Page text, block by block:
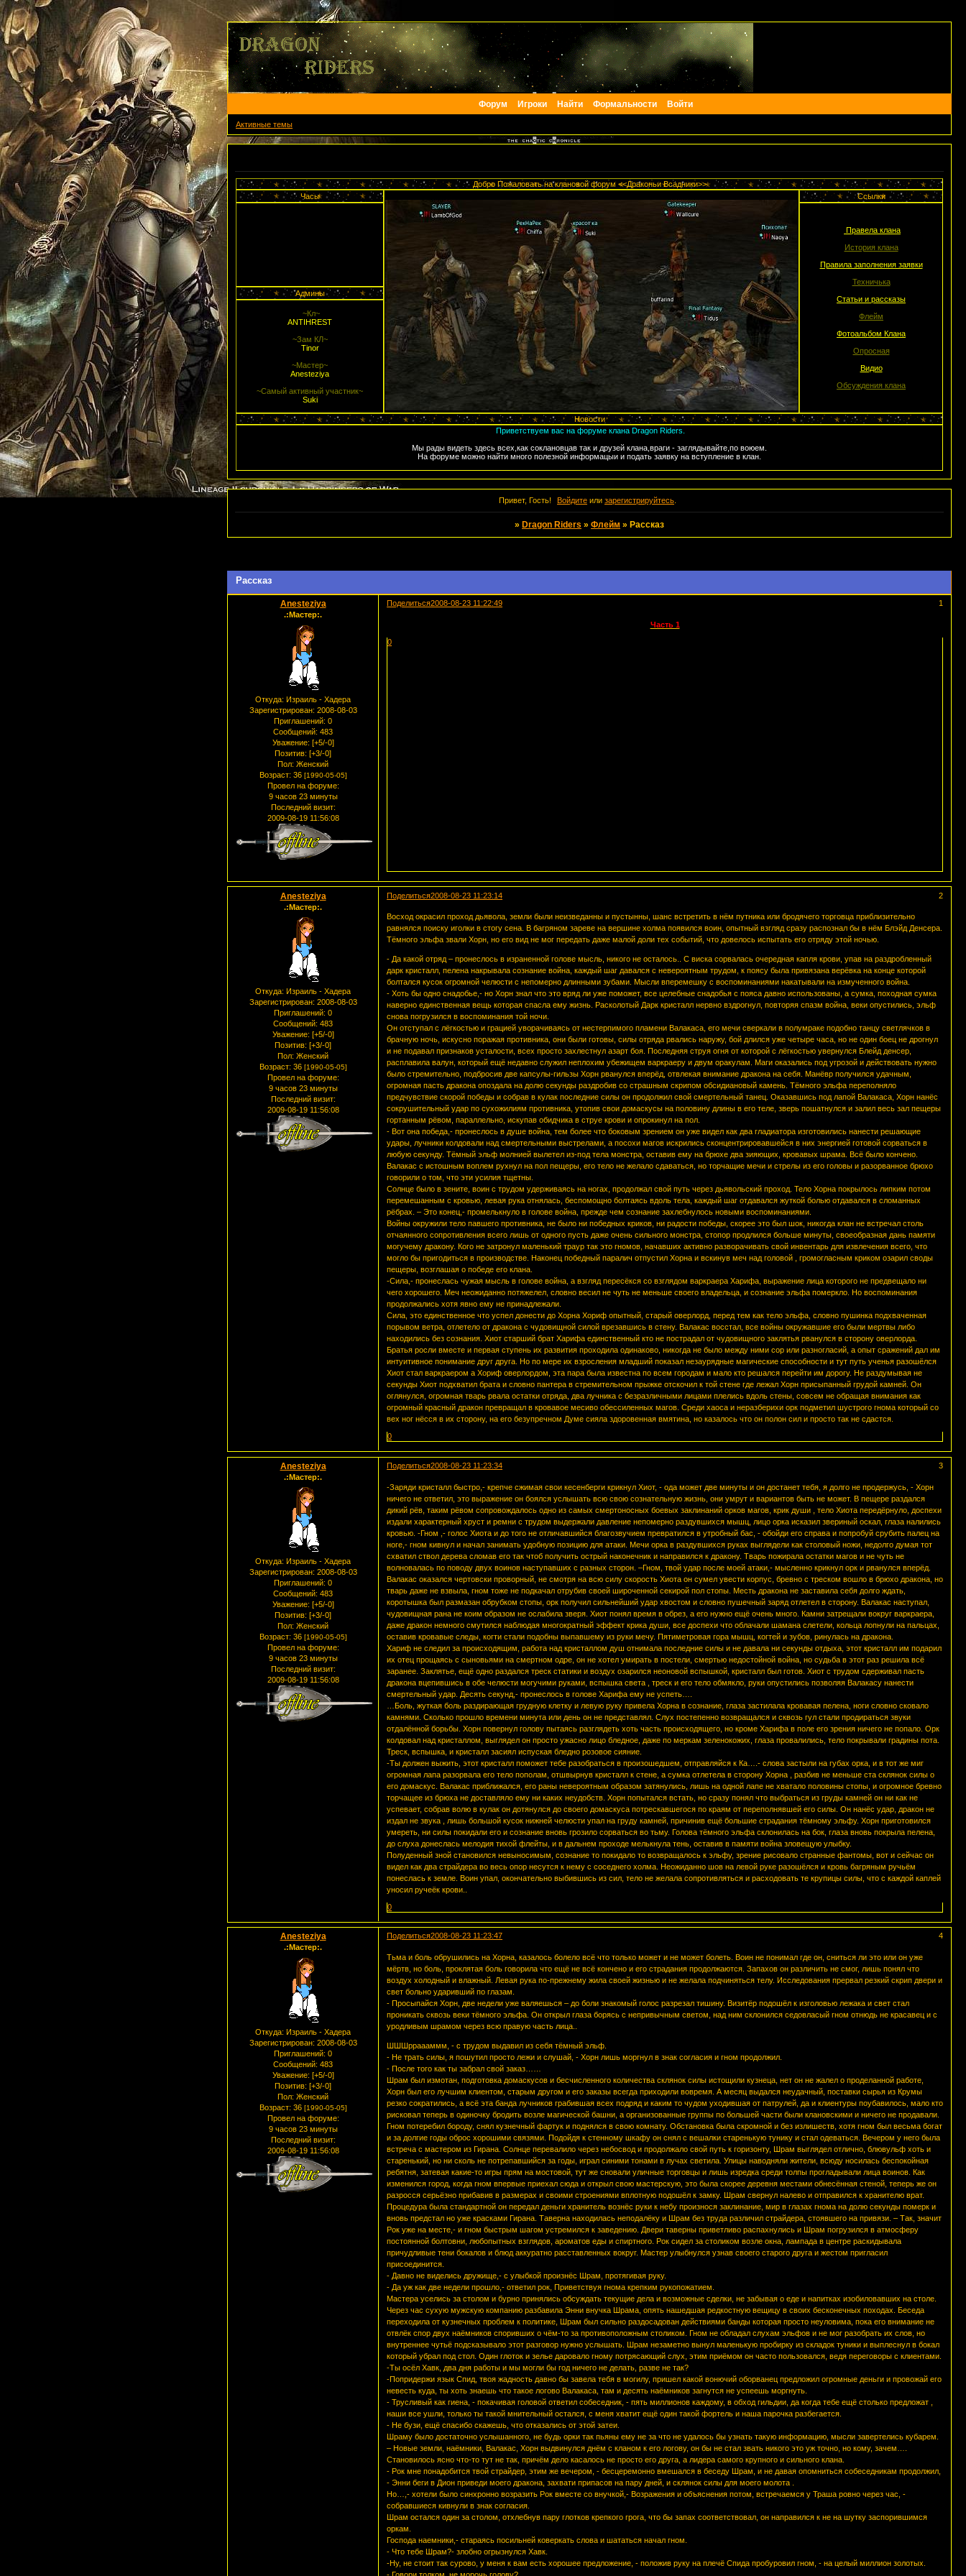
Форум Игроки Найти Формальности Войти
Активные темы
Добро Пожаловать на клановой форум <<Драконьи Всадники>>
Часы
Ссылки
Правела клана
История клана
Правила заполнения заявки
Техничька
Статьи и рассказы
Флейм
Фотоальбом Клана
Опросная
Видио
Обсуждения клана
Админы
~Кл~
ANTIHREST
~Зам КЛ~
Tinor
~Мастер~
Anesteziya
~Самый активный участник~
Suki
Новости
Приветствуем вас на форуме клана Dragon Riders.
Мы рады видеть здесь всех,как соклановцав так и друзей клана,враги - заглядывайте,по воюем.
На форуме можно найти много полезной информацыи и подать заявку на вступление в клан.
Привет, Гость! Войдите или зарегистрируйтесь
» Dragon Riders » Флейм » Рассказ
Рассказ
Поделиться 1
2008-08-23 11:22:49
Anesteziya
.:Мастер:.
Откуда: Израиль - Хадера
Зарегистрирован: 2008-08-03
Приглашений: 0
Сообщений: 483
Уважение: [+5/-0]
Позитив: [+3/-0]
Пол: Женский
Возраст: 36 [1990-05-05]
Провел на форуме:
9 часов 23 минуты
Последний визит:
2009-08-19 11:56:08
Часть 1
0
Поделиться 2
2008-08-23 11:23:14
Anesteziya
.:Мастер:.
Откуда: Израиль - Хадера
Зарегистрирован: 2008-08-03
Приглашений: 0
Сообщений: 483
Уважение: [+5/-0]
Позитив: [+3/-0]
Пол: Женский
Возраст: 36 [1990-05-05]
Провел на форуме:
9 часов 23 минуты
Последний визит:
2009-08-19 11:56:08
Восход окрасил проход дьявола, земли были неизведанны и пустынны, шанс встретить в нём путника или бродячего торговца приблизительно
равнялся поиску иголки в стогу сена. В багряном зареве на вершине холма появился воин, опытный взгляд сразу распознал бы в нём Блэйд Денсера.
Тёмного эльфа звали Хорн, но его вид не мог передать даже малой доли тех событий, что довелось испытать его отряду этой ночью.
- Да какой отряд – пронеслось в израненной голове мысль, никого не осталось.. С виска сорвалась очередная капля крови, упав на раздробленный
дарк кристалл, пелена накрывала сознание война, каждый шаг давался с невероятным трудом, к поясу была привязана верёвка на конце которой
болтался кусок огромной челюсти с непомерно длинными зубами. Мысли вперемешку с воспоминаниями накатывали на измученного война.
- Хоть бы одно снадобье,- но Хорн знал что это вряд ли уже поможет, все целебные снадобья с пояса давно использованы, а сумка, походная сумка
наверно единственная вещь которая спасла ему жизнь. Расколотый Дарк кристалл нервно вздрогнул, повторяя спазм война, веки опустились, эльф
снова погрузился в воспоминания той ночи.
Он отступал с лёгкостью и грацией уворачиваясь от нестерпимого пламени Валакаса, его мечи сверкали в полумраке подобно танцу светлячков в
брачную ночь, искусно поражая противника, они были готовы, силы отряда рвались наружу, бой длился уже четыре часа, но не один боец не дрогнул
и не подавал признаков усталости, всех просто захлестнул азарт боя. Последняя струя огня от которой с лёгкостью увернулся Блейд денсер,
расплавила валун, который ещё недавно служил неплохим убежищем варкраеру и двум оракулам. Маги оказались под угрозой и действовать нужно
было стремительно, подбросив две капсулы-гильзы Хорн рванулся вперёд, отвлекая внимание дракона на себя. Манёвр получился удачным,
огромная пасть дракона опоздала на долю секунды раздробив со страшным скрипом обсидиановый камень. Тёмного эльфа переполняло
предчувствие скорой победы и собрав в кулак последние силы он продолжил свой смертельный танец. Оказавшись под лапой Валакаса, Хорн нанёс
сокрушительный удар по сухожилиям противника, утопив свои домаскусы на половину длины в его теле, зверь пошатнулся и залил весь зал пещеры
гортанным рёвом, параллельно, искупав обидчика в струе крови и опрокинул на пол.
- Вот она победа,- пронеслось в душе война, тем более что боковым зрением он уже видел как два гладиатора изготовились нанести решающие
удары, лучники колдовали над смертельными выстрелами, а посохи магов искрились сконцентрировавшейся в них энергией готовой сорваться в
любую секунду. Тёмный эльф молнией вылетел из-под тела монстра, оставив ему на брюхе два зияющих, кровавых шрама. Всё было кончено.
Валакас с истошным воплем рухнул на пол пещеры, его тело не желало сдаваться, но торчащие мечи и стрелы из его головы и разорванное брюхо
говорили о том, что эти усилия тщетны.
Солнце было в зените, воин с трудом удерживаясь на ногах, продолжал свой путь через дьявольский проход. Тело Хорна покрылось липким потом
перемешанным с кровью, левая рука отнялась, беспомощно болтаясь вдоль тела, каждый шаг отдавался жуткой болью отдавался в сломанных
рёбрах. – Это конец,- промелькнуло в голове война, прежде чем сознание захлебнулось новыми воспоминаниями.
Войны окружили тело павшего противника, не было ни победных криков, ни радости победы, скорее это был шок, никогда клан не встречал столь
отчаянного сопротивления всего лишь от одного пусть даже очень сильного монстра, стопор продлился больше минуты, своеобразная дань памяти
могучему дракону. Кого не затронул маленький траур так это гномов, начавших активно разворачивать свой инвентарь для извлечения всего, что
могло бы пригодиться в производстве. Наконец победный паралич отпустил Хорна и вскинув меч над головой , громогласным криком озарил своды
пещеры, возглашая о победе его клана.
-Сила,- пронеслась чужая мысль в голове война, а взгляд пересёкся со взглядом варкраера Харифа, выражение лица которого не предвещало ни
чего хорошего. Меч неожиданно потяжелел, словно весил не чуть не меньше своего владельца, и сознание эльфа померкло. Но воспоминания
продолжались хотя явно ему не принадлежали.
Сила, это единственное что успел донести до Хорна Хориф опытный, старый оверлорд, перед тем как тело эльфа, словно пушинка подхваченная
порывом ветра, отлетело от дракона с чудовищной силой врезавшись в стену. Валакас восстал, все войны окружавшие его были мертвы либо
находились без сознания. Хиот старший брат Харифа единственный кто не пострадал от чудовищного заклятья рванулся в сторону оверлорда.
Братья росли вместе и первая ступень их развития проходила одинаково, никогда не было между ними сор или разногласий, а опыт сражений дал им
интуитивное понимание друг друга. Но по мере их взросления младший показал незаурядные магические способности и тут путь ученья разошёлся
Хиот стал варкраером а Хориф оверлордом, эта пара была известна по всем городам и мало кто решался перейти им дорогу. Не раздумывая не
секунды Хиот подхватил брата и словно пантера в стремительном прыжке отскочил к той стене где лежал Хорн присыпанный грудой камней. Он
оглянулся, огромная тварь рвала остатки отряда, два лучника с безразличными лицами плелись вдоль стены, совсем не обращая внимания как
огромный красный дракон превращал в кровавое месиво обессиленных магов. Среди хаоса и неразберихи орк подметил шустрого гнома который со
вех ног нёсся в их сторону, на его безупречном Думе сияла здоровенная вмятина, но казалось что он полон сил и просто так не сдастся.
0
Поделиться 3
2008-08-23 11:23:34
Anesteziya
.:Мастер:.
Откуда: Израиль - Хадера
Зарегистрирован: 2008-08-03
Приглашений: 0
Сообщений: 483
Уважение: [+5/-0]
Позитив: [+3/-0]
Пол: Женский
Возраст: 36 [1990-05-05]
Провел на форуме:
9 часов 23 минуты
Последний визит:
2009-08-19 11:56:08
-Заряди кристалл быстро,- крепче сжимая свои кесенберги крикнул Хиот, - ода может две минуты и он достанет тебя, я долго не продержусь, - Хорн
ничего не ответил, это выражение он боялся услышать всю свою сознательную жизнь, они умрут и вариантов быть не может. В пещере раздался
дикий рёв, таким рёвом сопровождалось одно из самых смертоносных боевых заклинаний орков магов, крик души , тело Хиота передёрнуло, доспехи
издали характерный хруст и ремни с трудом выдержали давление непомерно раздувшихся мышц, лицо орка исказил звериный оскал, глаза налились
кровью. -Гном ,- голос Хиота и до того не отличавшийся благозвучием превратился в утробный бас, - обойди его справа и попробуй срубить палец на
ноге,- гном кивнул и начал занимать удобную позицию для атаки. Мечи орка в раздувшихся руках выглядели как столовый ножи, недолго думая тот
схватил ствол дерева сломав его так чтоб получить острый наконечник и направился к дракону. Тварь пожирала остатки магов и не чуть не
волновалась по поводу двух воинов наступавших с разных сторон. –Гном, твой удар после моей атаки,- мысленно крикнул орк и рванулся вперёд.
Валакас оказался чертовски проворный, не смотря на всю силу скорость Хиота он сумел увести корпус, бревно с треском вошло в брюхо дракона, но
тварь даже не взвыла, гном тоже не подкачал отрубив своей широченной секирой пол стопы. Месть дракона не заставила себя долго ждать,
коротышка был размазан обрубком стопы, орк получил сильнейший удар хвостом и словно пушечный заряд отлетел в сторону. Валакас наступал,
чудовищная рана не коим образом не ослабила зверя. Хиот понял время в обрез, а его нужно ещё очень много. Камни затрещали вокруг варкраера,
даже дракон немного смутился наблюдая многократный эффект крика души, все доспехи что облачали шамана слетели, кольца лопнули на пальцах,
оставив кровавые следы, когти стали подобны выпавшему из руки мечу. Пятиметровая гора мышц, когтей и зубов, ринулась на дракона.
Хариф не следил за происходящим, работа над кристаллом душ отнимала последние силы и не давала ни секунды отдыха, этот кристалл им подарил
их отец прощаясь с сыновьями на смертном одре, он не хотел умирать в постели, смертью недостойной война, но судьба в этот раз решила всё
заранее. Заклятье, ещё одно раздался треск статики и воздух озарился неоновой вспышкой, кристалл был готов. Хиот с трудом сдерживал пасть
дракона вцепившись в обе челюсти могучими руками, вспышка света , треск и его тело обмякло, руки опустились позволяя Валакасу нанести
смертельный удар. Десять секунд,- пронеслось в голове Харифа ему не успеть….
…Боль, жуткая боль раздирающая грудную клетку и левую руку привела Хорна в сознание, глаза застилала кровавая пелена, ноги словно сковало
камнями. Сколько прошло времени минута или день он не представлял. Слух постепенно возвращался и сквозь гул стали продираться звуки
отдалённой борьбы. Хорн повернул голову пытаясь разглядеть хоть часть происходящего, но кроме Харифа в поле его зрения ничего не попало. Орк
колдовал над кристаллом, выглядел он просто ужасно лицо бледное, даже по меркам зеленокожих, глаза провалились, тело покрывали градины пота.
Треск, вспышка, и кристалл засиял испуская бледно розовое сияние.
-Ты должен выжить, этот кристалл поможет тебе разобраться в произошедшем, отправляйся к Ка….- слова застыли на губах орка, и в тот же миг
огромная лапа разорвала его тело пополам, отшвырнув кристалл к стене, а сумка отлетела в сторону Хорна , разбив не меньше ста склянок силы о
его домаскус. Валакас приближался, его раны невероятным образом затянулись, лишь на одной лапе не хватало половины стопы, и огромное бревно
торчащее из брюха не доставляло ему ни каких неудобств. Хорн попытался встать, но сразу понял что выбраться из груды камней он ни как не
успевает, собрав волю в кулак он дотянулся до своего домаскуса потрескавшегося по краям от переполнявшей его силы. Он нанёс удар, дракон не
издал не звука , лишь большой кусок нижней челюсти упал на груду камней, причинив ещё большие страдания тёмному эльфу. Хорн приготовился
умереть, ни силы покидали его и сознание вновь грозило сорваться во тьму. Голова тёмного эльфа склонилась на бок, глаза вновь покрыла пелена,
до слуха донеслась мелодия тихой флейты, и в дальнем проходе мелькнула тень, оставив в памяти война зловещую улыбку.
Полуденный зной становился невыносимым, сознание то покидало то возвращалось к эльфу, зрение рисовало странные фантомы, вот и сейчас он
видел как два страйдера во весь опор несутся к нему с соседнего холма. Неожиданно шов на левой руке разошёлся и кровь багряным ручьём
понеслась к земле. Воин упал, окончательно выбившись из сил, тело не желала сопротивляться и расходовать те крупицы силы, что с каждой каплей
уносил ручеёк крови..
0
Поделиться 4
2008-08-23 11:23:47
Anesteziya
.:Мастер:.
Откуда: Израиль - Хадера
Зарегистрирован: 2008-08-03
Приглашений: 0
Сообщений: 483
Уважение: [+5/-0]
Позитив: [+3/-0]
Пол: Женский
Возраст: 36 [1990-05-05]
Провел на форуме:
9 часов 23 минуты
Последний визит:
2009-08-19 11:56:08
Тьма и боль обрушились на Хорна, казалось болело всё что только может и не может болеть. Воин не понимал где он, сниться ли это или он уже
мёртв, но боль, проклятая боль говорила что ещё не всё кончено и его страдания продолжаются. Запахов он различить не смог, лишь понял что
воздух холодный и влажный. Левая рука по-прежнему жила своей жизнью и не желала подчиняться телу. Исследования прервал резкий скрип двери и
свет больно ударивший по глазам.
- Просыпайся Хорн, две недели уже валяешься – до боли знакомый голос разрезал тишину. Визитёр подошёл к изголовью лежака и свет стал
проникать сквозь веки тёмного эльфа. Он открыл глаза борясь с непривычным светом, над ним склонился седовласый гном отнюдь не красавец и с
уродливым шрамом через всю правую часть лица..
ШШШрраааммм, - с трудом выдавил из себя тёмный эльф.
- Не трать силы, я пошутил просто лежи и слушай, - Хорн лишь моргнул в знак согласия и гном продолжил.
- После того как ты забрал свой заказ……
Шрам был измотан, подготовка домаскусов и бесчисленного количества склянок силы истощили кузнеца, нет он не жалел о проделанной работе,
Хорн был его лучшим клиентом, старым другом и его заказы всегда приходили вовремя. А месяц выдался неудачный, поставки сырья из Крумы
резко сократились, а всё эта банда лучников грабившая всех подряд и каким то чудом уходившая от патрулей, да и клиентуры поубавилось, мало кто
рисковал теперь в одиночку бродить возле магической башни, а организованные группы по большей части были клановскими и ничего не продавали.
Гном потеребил бороду, снял кузнечный фартук и поднялся в свою комнату. Обстановка была скромной и без излишеств, хотя гном был весьма богат
и за долгие годы оброс хорошими связями. Подойдя к стенному шкафу он снял с вешалки старенькую тунику и стал одеваться. Вечером у него была
встреча с мастером из Гирана. Солнце перевалило через небосвод и продолжало свой путь к горизонту, Шрам выглядел отлично, блювульф хоть и
старенький, но ни сколь не потрепавшийся за годы, играл синими тонами в лучах светила. Улицы наводняли жители, всюду носилась беспокойная
ребятня, затевая какие-то игры прям на мостовой, тут же сновали уличные торговцы и лишь изредка среди толпы прогладывали лица воинов. Как
изменился город, когда гном впервые приехал сюда и открыл свою мастерскую, это была скорее деревня местами обнесённая стеной, теперь же он
разросся серьёзно прибавив в размерах и своими строениями вплотную подошёл к замку. Шрам свернул налево и отправился к хранителю врат.
Процедура была стандартной он передал деньги хранитель вознёс руки к небу произнося заклинание, мир в глазах гнома на долю секунды померк и
вновь предстал но уже красками Гирана. Таверна находилась неподалёку и Шрам без труда различил страйдера, стоявшего на привязи. – Так, значит
Рок уже на месте,- и гном быстрым шагом устремился к заведению. Двери таверны приветливо распахнулись и Шрам погрузился в атмосферу
постоянной болтовни, любопытных взглядов, ароматов еды и спиртного. Рок сидел за столиком возле окна, лампада в центре раскидывала
причудливые тени бокалов и блюд аккуратно расставленных вокруг. Мастер улыбнулся узнав своего старого друга и жестом пригласил
присоединится.
- Давно не виделись дружище,- с улыбкой произнёс Шрам, протягивая руку.
- Да уж как две недели прошло,- ответил рок, Приветствуя гнома крепким рукопожатием.
Мастера уселись за столом и бурно принялись обсуждать текущие дела и возможные сделки, не забывая о еде и напитках изобиловавших на столе.
Через час сухую мужскую компанию разбавила Энни внучка Шрама, опять нашедшая редкостную вещицу в своих бесконечных походах. Беседа
переходила от кузнечных проблем к политике, Шрам был сильно раздосадован действиями банды которая просто неуловима, пока его внимание не
отвлёк спор двух наёмников споривших о чём-то за противоположным столиком. Гном не обладал слухам эльфов и не мог разобрать их слов, но
внутреннее чутьё подсказывало этот разговор нужно услышать. Шрам незаметно вынул маленькую пробирку из складок туники и выплеснул в бокал
который убрал под стол. Один глоток и зелье даровало гному потрясающий слух, этим приёмом он часто пользовался, ведя переговоры с клиентами.
-Ты осёл Хавк, два дня работы и мы могли бы год ничего не делать, разве не так?
-Попридержи язык Спид, твоя жадность давно бы завела тебя в могилу, пришел какой вонючий оборванец предложил огромные деньги и провожай его
невесть куда, ты хоть знаешь что такое логово Валакаса, там и десять наёмников загнутся не успеешь моргнуть.
- Трусливый как гиена, - покачивая головой ответил собеседник, - пять миллионов каждому, в обход гильдии, да когда тебе ещё столько предложат ,
наши все ушли, только ты такой мнительный остался, с меня хватит ещё один такой фортель и наша парочка разбегается.
- Не бузи, ещё спасибо скажешь, что отказались от этой затеи.
Шраму было достаточно услышанного, не будь орки так пьяны ему не за что не удалось бы узнать такую информацию, мысли завертелись кубарем.
– Новые земли, наёмники, Валакас, Хорн выдвинулся днём с кланом к его логову, он бы не стал звать никого это уж точно, но кому, зачем….
Становилось ясно что-то тут не так, причём дело касалось не просто его друга, а лидера самого крупного и сильного клана.
- Рок мне понадобится твой страйдер, этим же вечером, - бесцеремонно вмешался в беседу Шрам, и не давая опомниться собеседникам продолжил,
- Энни беги в Дион приведи моего дракона, захвати припасов на пару дней, и склянок силы для моего молота .
Но…,- хотели было синхронно возразить Рок вместе со внучкой,- Возражения и объяснения потом, встречаемся у Траша ровно через час, -
собравшиеся кивнули в знак согласия.
Шрам остался один за столом, отхлебнув пару глотков крепкого грога, что бы запах соответствовал, он направился к не на шутку заспорившимся
оркам.
Господа наемники,- стараясь посильней коверкать слова и шататься начал гном.
- Что тебе Шрам?- злобно огрызнулся Хавк.
-Ну, не стоит так сурово, у меня к вам есть хорошее предложение, - положив руку на плечё Спида пробуровил гном, - на целый миллион золотых.